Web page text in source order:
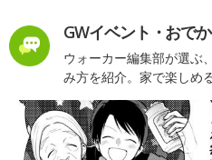
GWイベント・おで
ウォーカー編集部が選ぶ
み方を紹介。家で楽しめ